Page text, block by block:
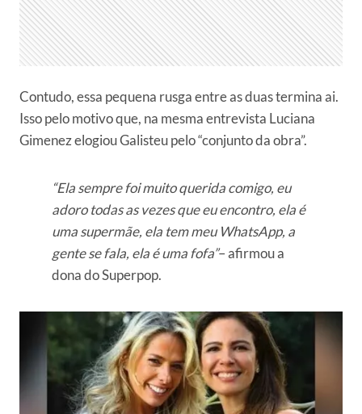
Contudo, essa pequena rusga entre as duas termina ai.
Isso pelo motivo que, na mesma entrevista Luciana
Gimenez elogiou Galisteu pelo “conjunto da obra”.
“Ela sempre foi muito querida comigo, eu
adoro todas as vezes que eu encontro, ela é
uma supermãe, ela tem meu WhatsApp, a
gente se fala, ela é uma fofa”– afirmou a
dona do Superpop.